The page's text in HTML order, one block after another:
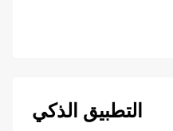
التطبيق الذكي